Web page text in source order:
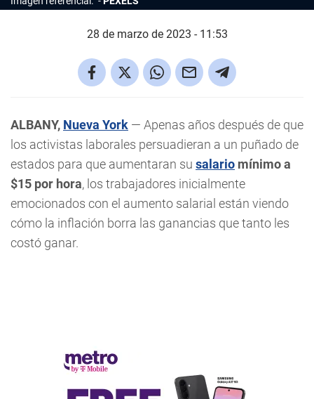
28 de marzo de 2023 - 11:53
ALBANY, Nueva York — Apenas años después de que
los activistas laborales persuadieran a un puñado de
estados para que aumentaran su salario mínimo a
$15 por hora, los trabajadores inicialmente
emocionados con el aumento salarial están viendo
cómo la inflación borra las ganancias que tanto les
costó ganar.